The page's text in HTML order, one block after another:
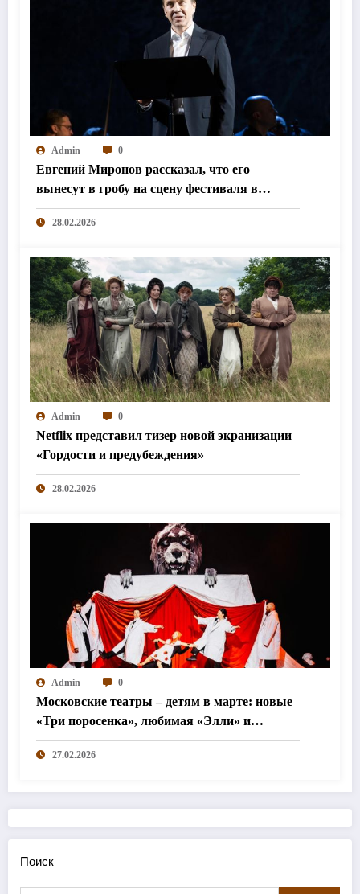
Admin 0
Евгений Миронов рассказал, что его
вынесут в гробу на сцену фестиваля в
Колумбии
28.02.2026
Admin 0
Netflix представил тизер новой экранизации
«Гордости и предубеждения»
28.02.2026
Admin 0
Московские театры – детям в марте: новые
«Три поросенка», любимая «Элли» и
«Простодурсен»
27.02.2026
Поиск